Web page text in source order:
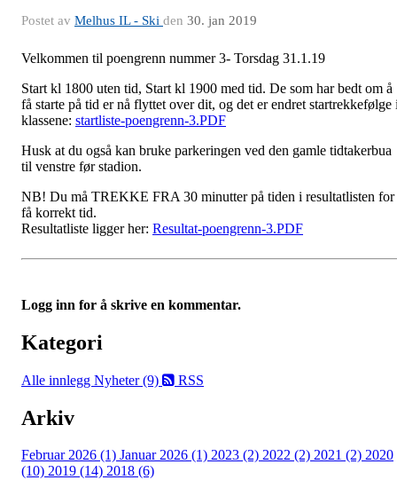
Postet av Melhus IL - Ski den 30. jan 2019
Velkommen til poengrenn nummer 3- Torsdag 31.1.19
Start kl 1800 uten tid, Start kl 1900 med tid. De som har bedt om å
få starte på tid er nå flyttet over dit, og det er endret startrekkefølge
klassene: startliste-poengrenn-3.PDF
Husk at du også kan bruke parkeringen ved den gamle tidtakerbua
til venstre før stadion.
NB! Du må TREKKE FRA 30 minutter på tiden i resultatlisten for
få korrekt tid.
Resultatliste ligger her: Resultat-poengrenn-3.PDF
Logg inn for å skrive en kommentar.
Kategori
Alle innlegg Nyheter (9) RSS
Arkiv
Februar 2026 (1) Januar 2026 (1) 2023 (2) 2022 (2) 2021 (2) 2020
(10) 2019 (14) 2018 (6)